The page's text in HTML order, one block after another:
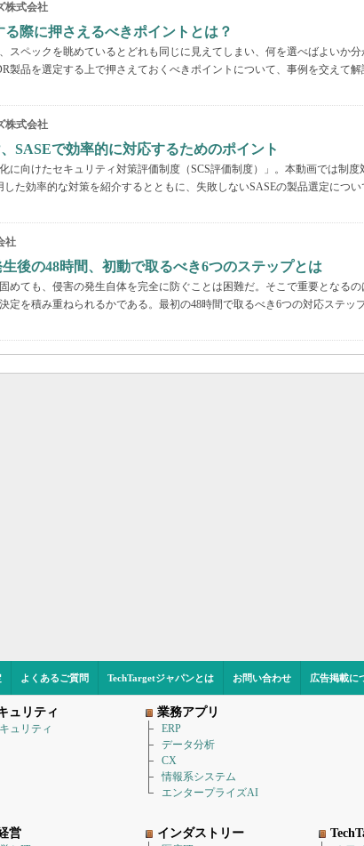
株式会社
際に押さえるべきポイントとは？
スペックを眺めているとどれも同じに見えてしまい、何を選べばよいか分
製品を選定する上で押さえておくべきポイントについて、事例を交えて解
株式会社
SASEで効率的に対応するためのポイント
に向けたセキュリティ対策評価制度（SCS評価制度）」。本動画では制度
た効率的な対策を紹介するとともに、失敗しないSASEの製品選定につい
社
後の48時間、初動で取るべき6つのステップとは
めても、侵害の発生自体を完全に防ぐことは困難だ。そこで重要となるの
定を積み重ねられるかである。最初の48時間で取るべき6つの対応ステッ
よくあるご質問 TechTargetジャパンとは お問い合わせ 広告掲載に
ュリティ
ュリティ
業務アプリ
ERP
データ分析
CX
情報系システム
エンタープライズAI
営 インダストリー